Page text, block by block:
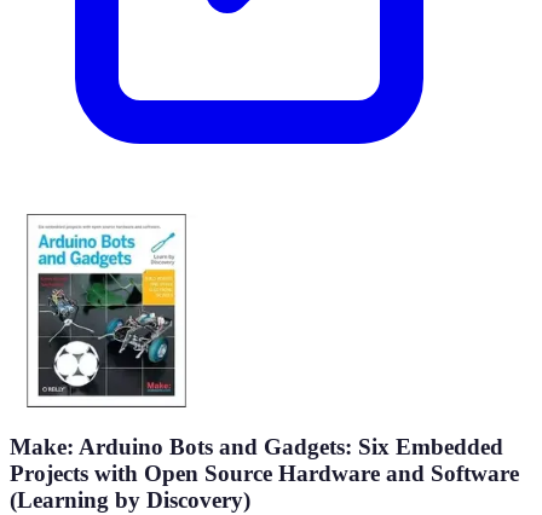
Make: Arduino Bots and Gadgets: Six Embedded
Projects with Open Source Hardware and Software
(Learning by Discovery)